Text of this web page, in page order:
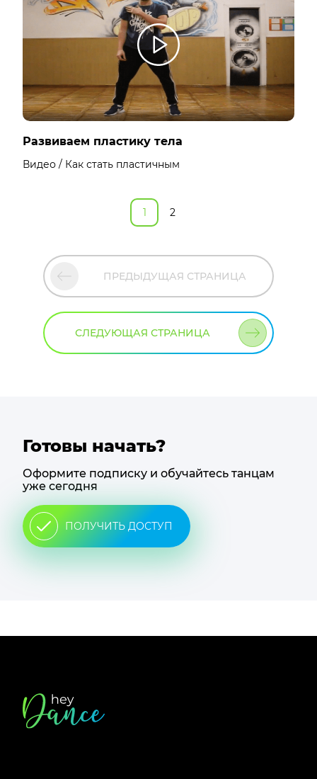
Развиваем пластику тела
Видео / Как стать пластичным
ПРЕДЫДУЩАЯ СТРАНИЦА
1 2
СЛЕДУЮЩАЯ СТРАНИЦА
Готовы начать?
Оформите подписку и обучайтесь танцам
уже сегодня
ПОЛУЧИТЬ ДОСТУП
Футер
сайта